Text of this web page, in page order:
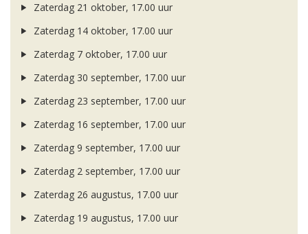
Zaterdag 21 oktober, 17.00 uur
Zaterdag 14 oktober, 17.00 uur
Zaterdag 7 oktober, 17.00 uur
Zaterdag 30 september, 17.00 uur
Zaterdag 23 september, 17.00 uur
Zaterdag 16 september, 17.00 uur
Zaterdag 9 september, 17.00 uur
Zaterdag 2 september, 17.00 uur
Zaterdag 26 augustus, 17.00 uur
Zaterdag 19 augustus, 17.00 uur